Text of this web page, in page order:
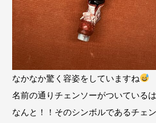
なかなか驚く容姿をしていますね
名前の通りチェンソーがついている
なんと！！そのシンボルであるチェ